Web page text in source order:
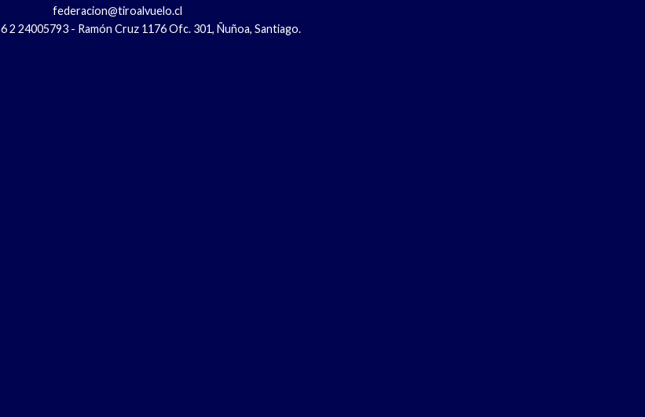
federacion@tiroalvuelo.cl
2 24005793 - Ramón Cruz 1176 Ofc. 301, Ñuñoa, Santiago.